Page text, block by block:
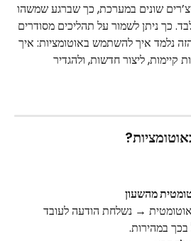
שונים במערכת, כך שברגע שמשהו
כך ניתן לשמור על תהליכים מסודרים
נלמד איך להשתמש באוטומציות: איך
קיימות, ליצור חדשות, ולהגדיר
מהשעון
→ נשלחת הודעה לעובד
בכך במהירות.